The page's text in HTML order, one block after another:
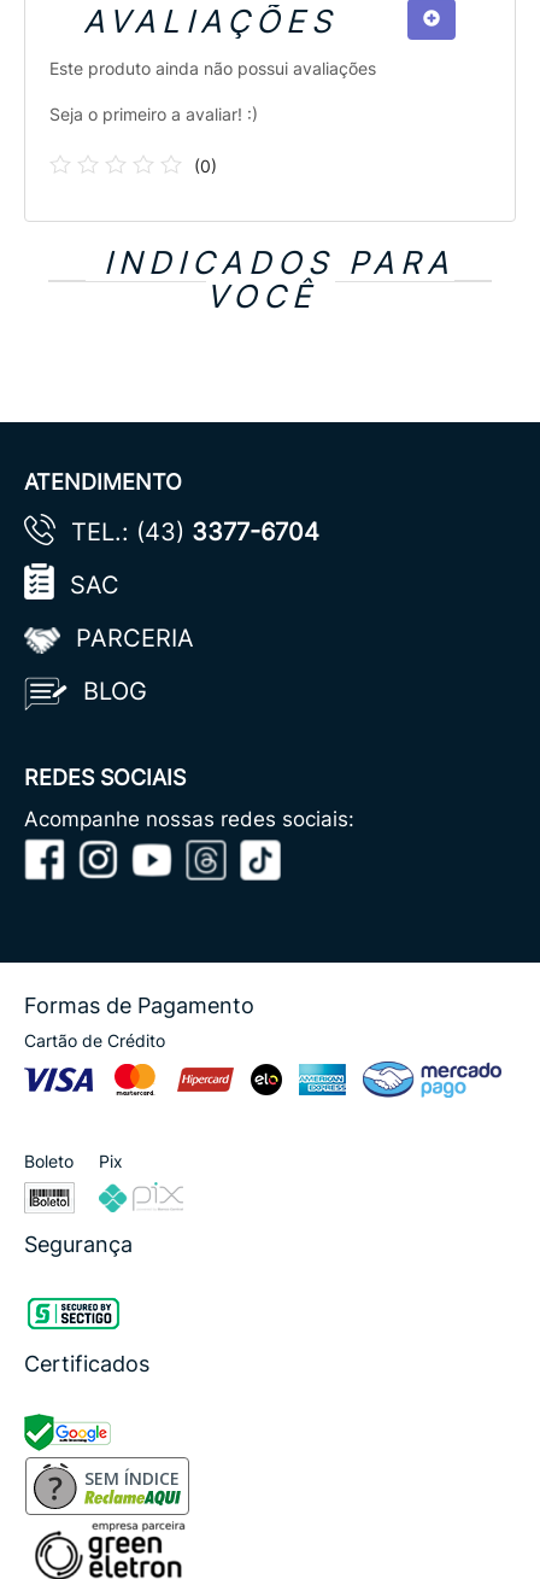
AVALIAÇÕES
Este produto ainda não possui avaliações
Seja o primeiro a avaliar! :)
(0)
INDICADOS PARA
VOCÊ
ATENDIMENTO
TEL.: (43) 3377-6704
SAC
PARCERIA
BLOG
REDES SOCIAIS
Acompanhe nossas redes sociais:
Formas de Pagamento
Cartão de Crédito
Boleto Pix
Segurança
Certificados
SEM ÍNDICE